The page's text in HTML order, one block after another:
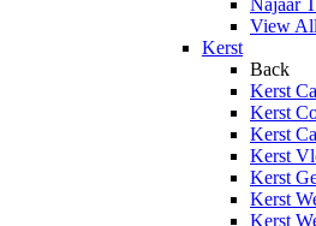
Najaar
View All
Kerst
Back
Kerst
Kerst
Kerst
Kerst
Kerst
Kerst
Kerst